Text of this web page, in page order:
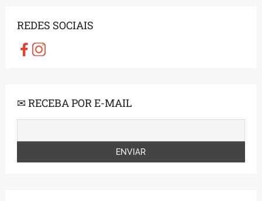
REDES SOCIAIS
✉ RECEBA POR E-MAIL